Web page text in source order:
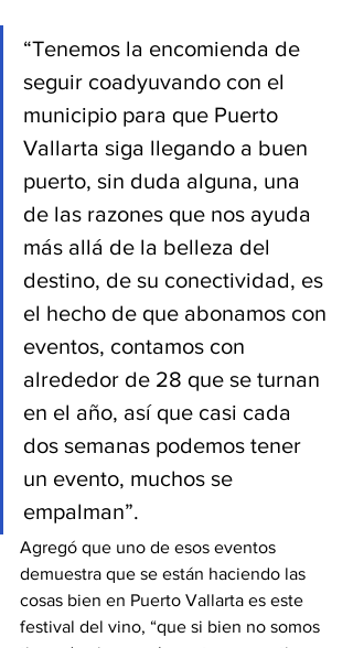
“Tenemos la encomienda de
seguir coadyuvando con el
municipio para que Puerto
Vallarta siga llegando a buen
puerto, sin duda alguna, una
de las razones que nos ayuda
más allá de la belleza del
destino, de su conectividad, es
el hecho de que abonamos con
eventos, contamos con
alrededor de 28 que se turnan
en el año, así que casi cada
dos semanas podemos tener
un evento, muchos se
empalman”.
Agregó que uno de esos eventos
demuestra que se están haciendo las
cosas bien en Puerto Vallarta es este
festival del vino, “que si bien no somos